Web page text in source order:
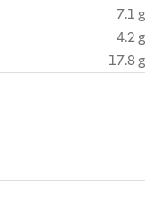
7.1 g
4.2 g
17.8 g